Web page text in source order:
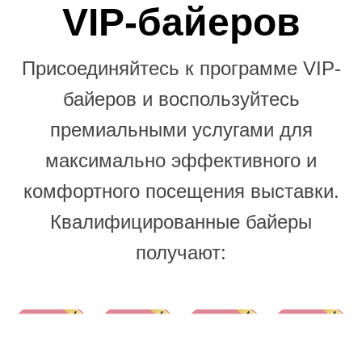
VIP-байеров
Присоединяйтесь к программе VIP-
байеров и воспользуйтесь
премиальными услугами для
максимально эффективного и
комфортного посещения выставки.
Квалифицированные байеры
получают: